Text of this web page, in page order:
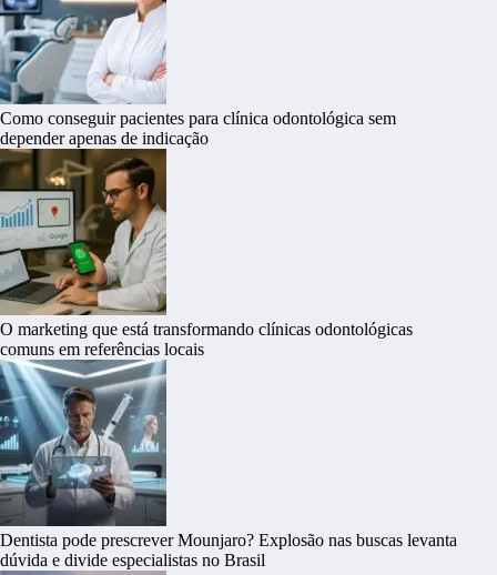
Como conseguir pacientes para clínica odontológica sem
depender apenas de indicação
O marketing que está transformando clínicas odontológicas
comuns em referências locais
Dentista pode prescrever Mounjaro? Explosão nas buscas levanta
dúvida e divide especialistas no Brasil